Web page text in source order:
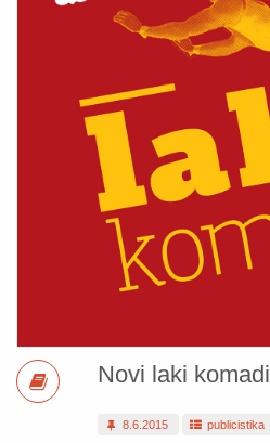
Novi laki komadi
8.6.2015 publicistika